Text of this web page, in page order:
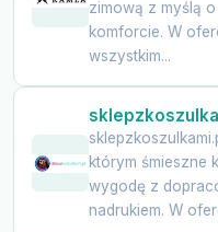
zimową z myślą
komforcie. W
wszystkim...
którym śmieszne
wygodę z
nadrukiem. W